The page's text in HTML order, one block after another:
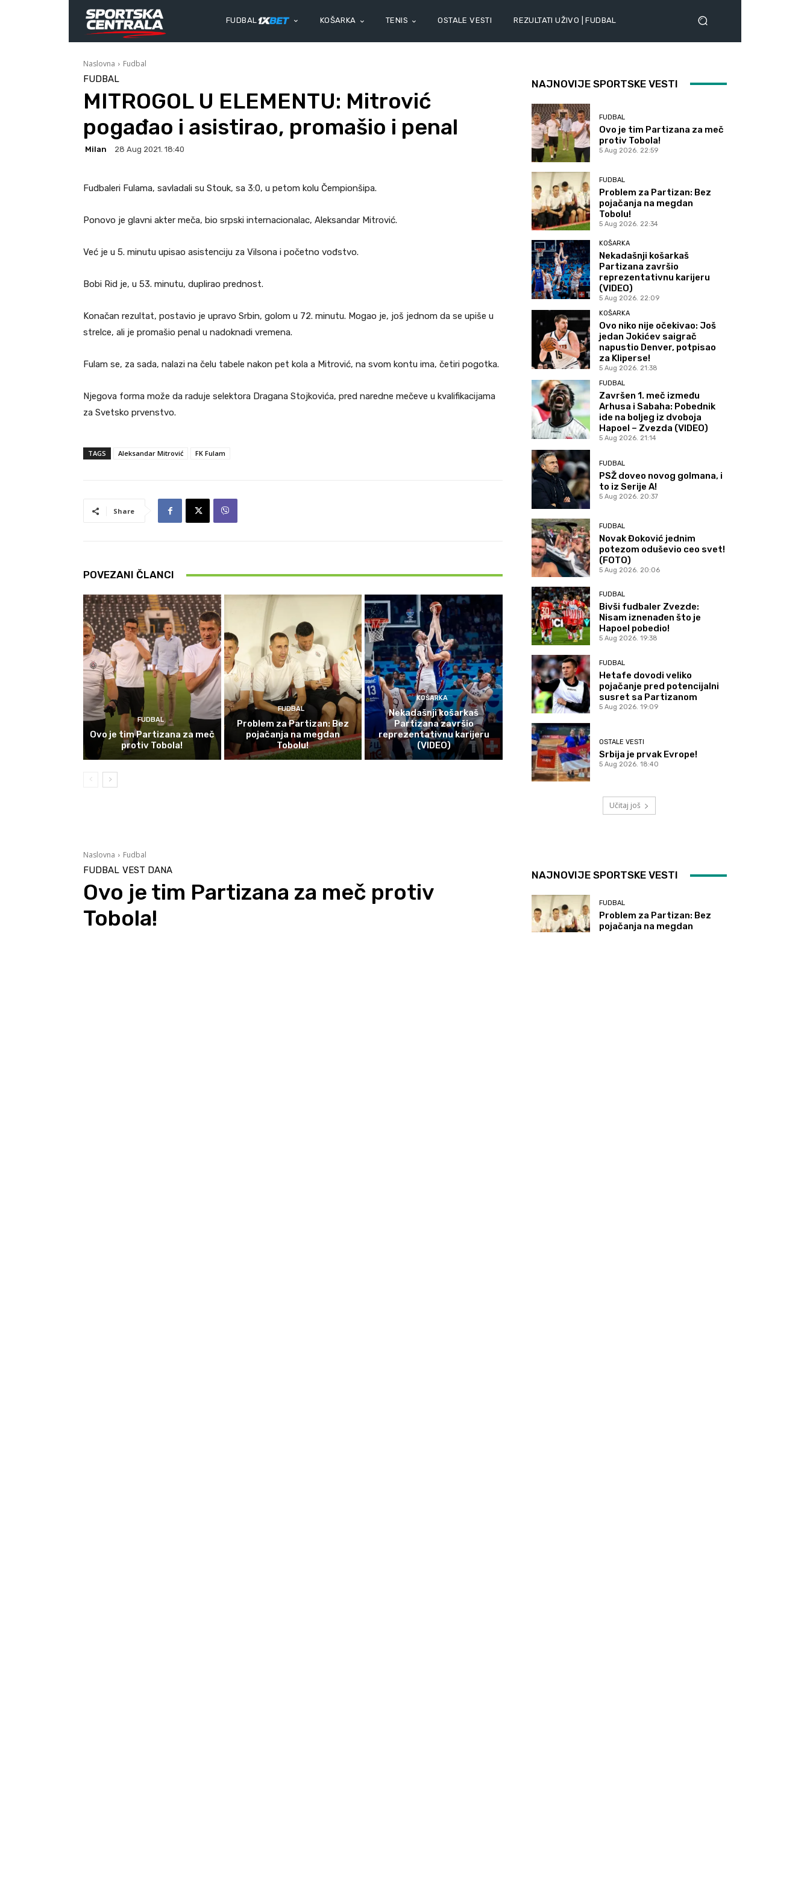
FUDBAL KOŠARKA TENIS OSTALE VESTI REZULTATI UŽIVO | FUDBAL
Naslovna Fudbal
FUDBAL
MITROGOL U ELEMENTU: Mitrović
pogađao i asistirao, promašio i penal
Milan 28 Aug 2021. 18:40
Fudbaleri Fulama, savladali su Stouk, sa 3:0, u petom kolu Čempionšipa.
Ponovo je glavni akter meča, bio srpski internacionalac, Aleksandar Mitrović.
Već je u 5. minutu upisao asistenciju za Vilsona i početno vođstvo.
Bobi Rid je, u 53. minutu, duplirao prednost.
Konačan rezultat, postavio je upravo Srbin, golom u 72. minutu. Mogao je, još jednom da se upiše u
strelce, ali je promašio penal u nadoknadi vremena.
Fulam se, za sada, nalazi na čelu tabele nakon pet kola a Mitrović, na svom kontu ima, četiri pogotka.
Njegova forma može da raduje selektora Dragana Stojkovića, pred naredne mečeve u kvalifikacijama
za Svetsko prvenstvo.
TAGS Aleksandar Mitrović FK Fulam
Share
POVEZANI ČLANCI
FUDBAL
Ovo je tim Partizana za meč
protiv Tobola!
FUDBAL
Problem za Partizan: Bez
pojačanja na megdan
Tobolu!
KOŠARKA
Nekadašnji košarkaš
Partizana završio
reprezentativnu karijeru
(VIDEO)
NAJNOVIJE SPORTSKE VESTI
FUDBAL
Ovo je tim Partizana za meč
protiv Tobola!
5 Aug 2026. 22:59
FUDBAL
Problem za Partizan: Bez
pojačanja na megdan
Tobolu!
5 Aug 2026. 22:34
KOŠARKA
Nekadašnji košarkaš
Partizana završio
reprezentativnu karijeru
(VIDEO)
5 Aug 2026. 22:09
KOŠARKA
Ovo niko nije očekivao: Još
jedan Jokićev saigrač
napustio Denver, potpisao
za Kliperse!
5 Aug 2026. 21:38
FUDBAL
Završen 1. meč između
Arhusa i Sabaha: Pobednik
ide na boljeg iz dvoboja
Hapoel – Zvezda (VIDEO)
5 Aug 2026. 21:14
FUDBAL
PSŽ doveo novog golmana, i
to iz Serije A!
5 Aug 2026. 20:37
FUDBAL
Novak Đoković jednim
potezom oduševio ceo svet!
(FOTO)
5 Aug 2026. 20:06
FUDBAL
Bivši fudbaler Zvezde:
Nisam iznenađen što je
Hapoel pobedio!
5 Aug 2026. 19:38
FUDBAL
Hetafe dovodi veliko
pojačanje pred potencijalni
susret sa Partizanom
5 Aug 2026. 19:09
OSTALE VESTI
Srbija je prvak Evrope!
5 Aug 2026. 18:40
Učitaj još